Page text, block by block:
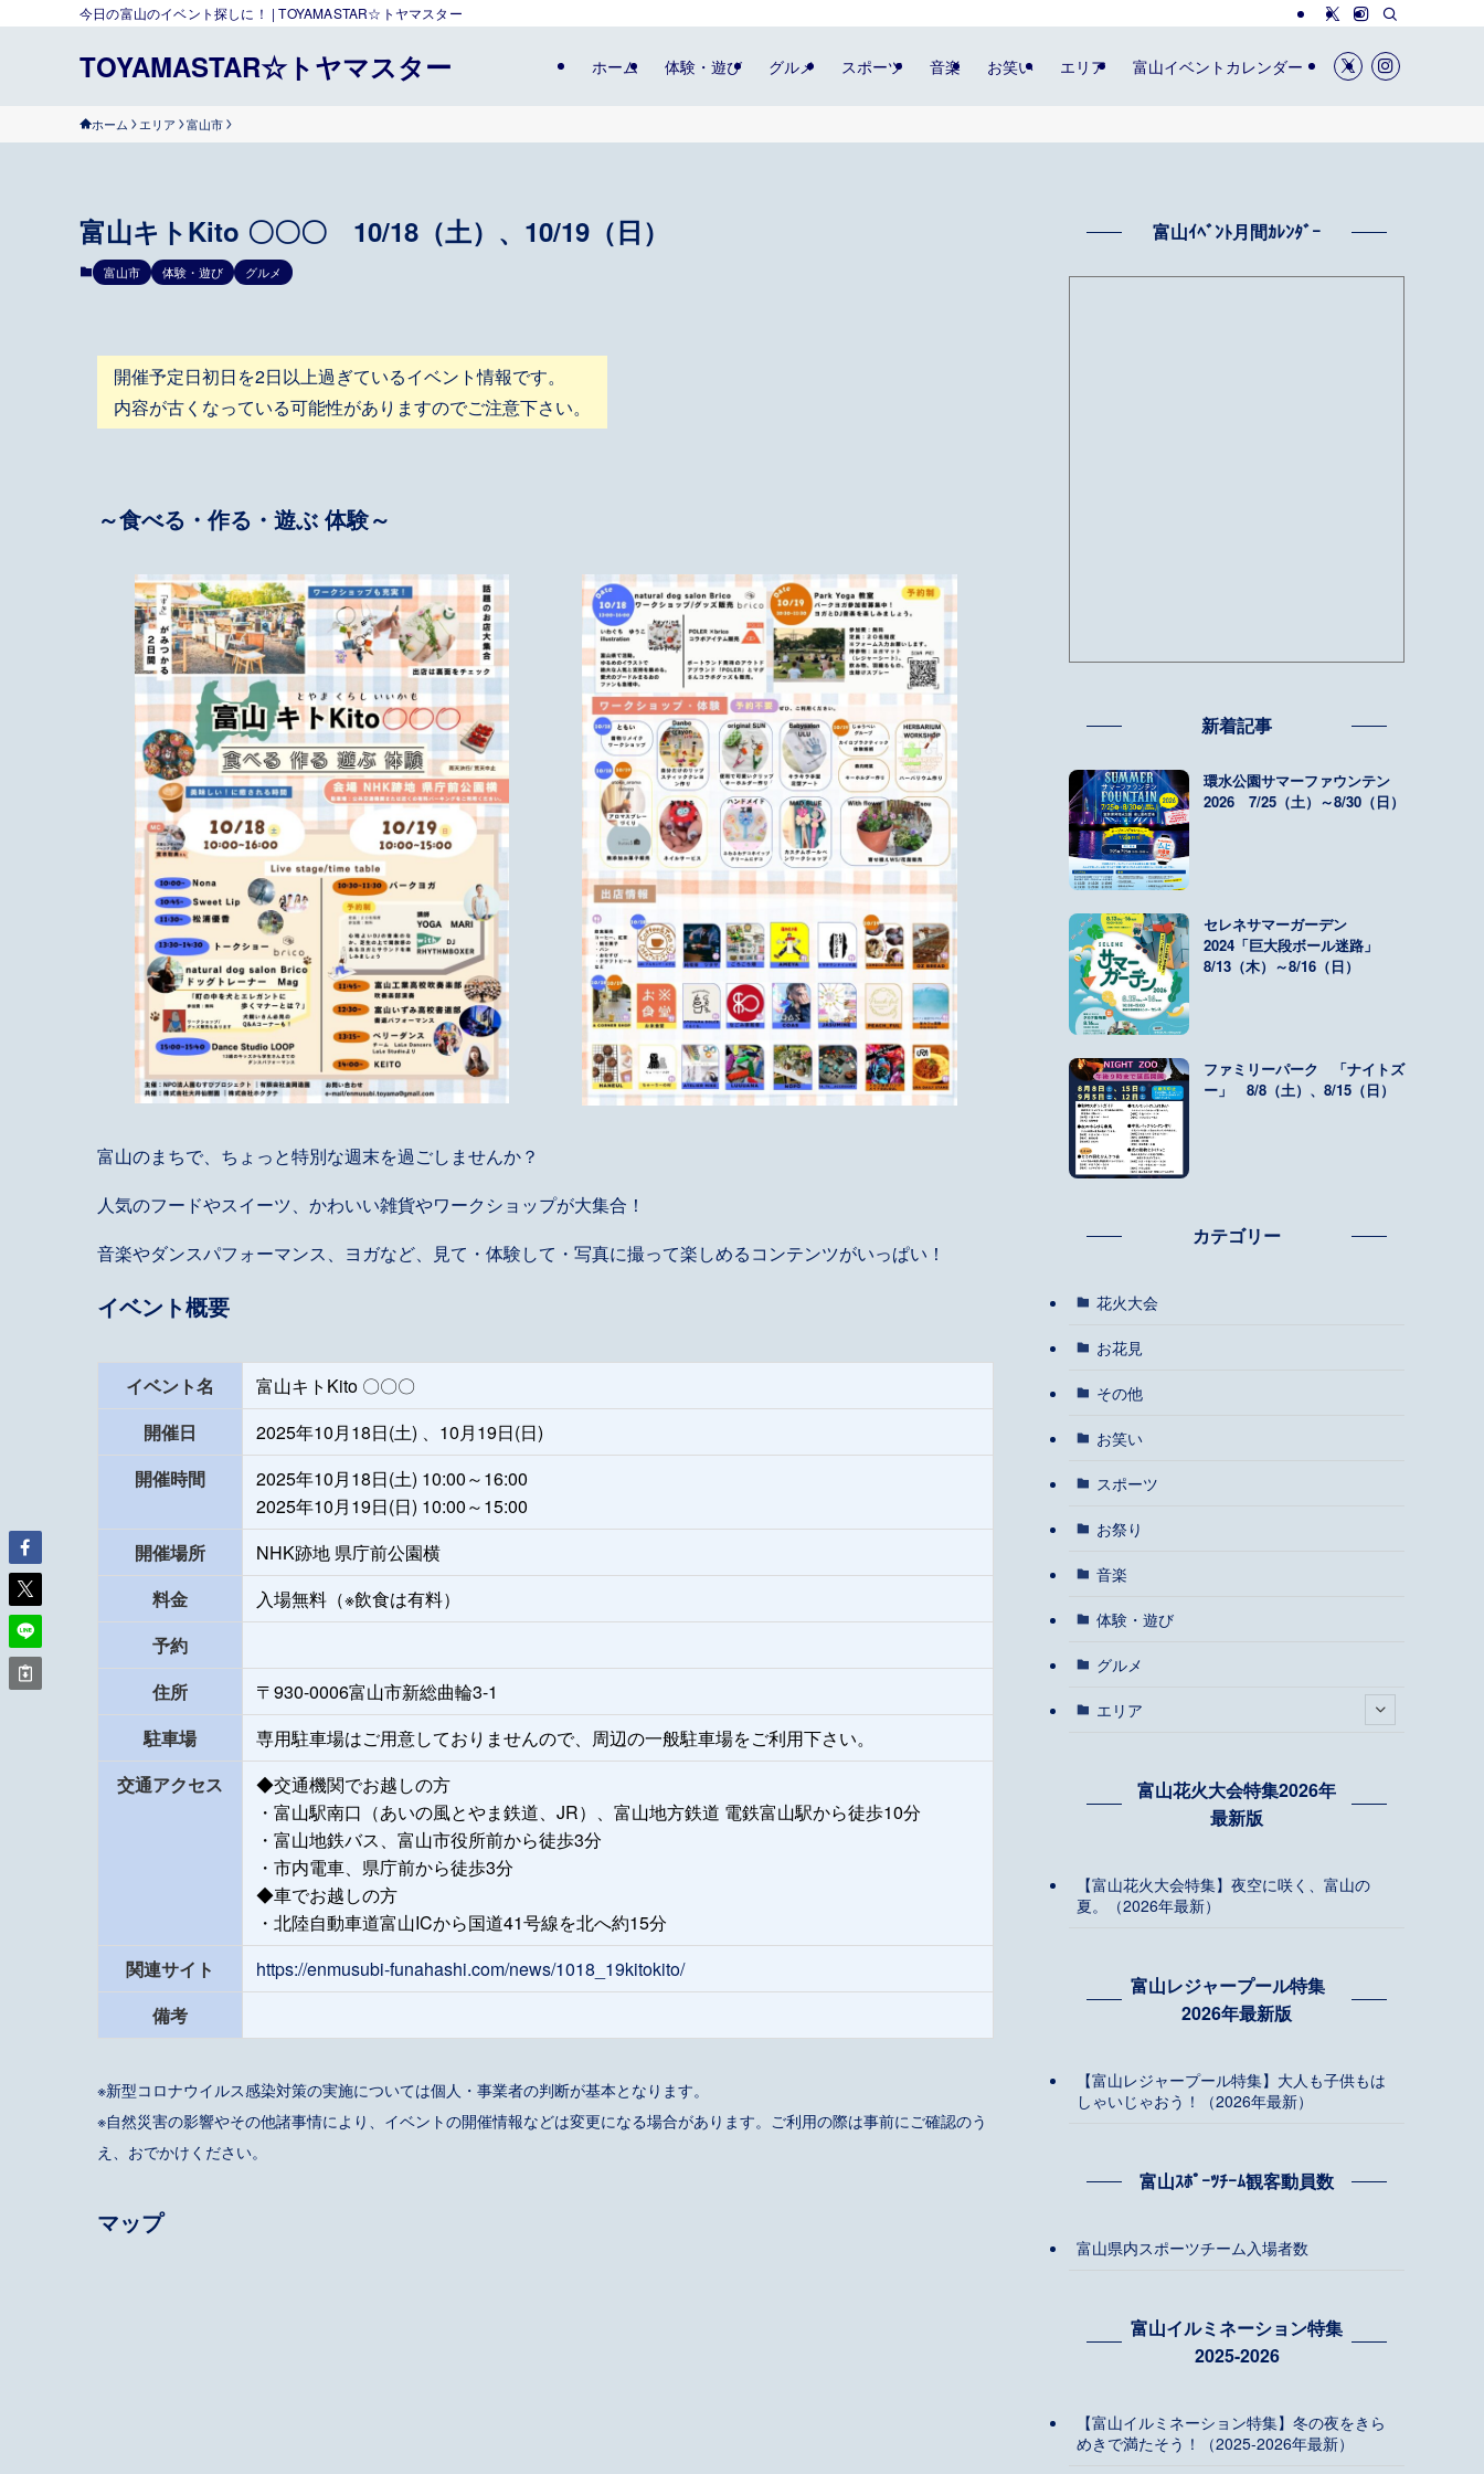
今日の富山のイベント探しに！ | TOYAMASTAR☆トヤマスター
TOYAMASTAR☆トヤマスター ホーム 体験・遊び グルメ スポーツ 音楽 お笑い エリア 富山イベントカレンダー
ホーム エリア 富山市
富山キトKito 〇〇〇 10/18（土）、10/19（日）
富山市 体験・遊び グルメ
開催予定日初日を2日以上過ぎているイベント情報です。
内容が古くなっている可能性がありますのでご注意下さい。
～食べる・作る・遊ぶ 体験～
富山のまちで、ちょっと特別な週末を過ごしませんか？
人気のフードやスイーツ、かわいい雑貨やワークショップが大集合！
音楽やダンスパフォーマンス、ヨガなど、見て・体験して・写真に撮って楽しめるコンテンツがいっぱい！
イベント概要
イベント名
富山キトKito 〇〇〇
開催日
2025年10月18日(土) 、10月19日(日)
開催時間
2025年10月18日(土) 10:00～16:00
2025年10月19日(日) 10:00～15:00
開催場所
NHK跡地 県庁前公園横
料金
入場無料（※飲食は有料）
予約
住所
〒930-0006富山市新総曲輪3-1
駐車場
専用駐車場はご用意しておりませんので、周辺の一般駐車場をご利用下さい。
交通アクセス
◆交通機関でお越しの方
・富山駅南口（あいの風とやま鉄道、JR）、富山地方鉄道 電鉄富山駅から徒歩10分
・富山地鉄バス、富山市役所前から徒歩3分
・市内電車、県庁前から徒歩3分
◆車でお越しの方
・北陸自動車道富山ICから国道41号線を北へ約15分
関連サイト
https://enmusubi-funahashi.com/news/1018_19kitokito/
備考
※新型コロナウイルス感染対策の実施については個人・事業者の判断が基本となります。
※自然災害の影響やその他諸事情により、イベントの開催情報などは変更になる場合があります。ご利用の際は事前にご確認のう
え、おでかけください。
マップ
富山ｲﾍﾞﾝﾄ月間ｶﾚﾝﾀﾞｰ
新着記事
環水公園サマーファウンテン
2026 7/25（土）～8/30（日）
セレネサマーガーデン
2024「巨大段ボール迷路」
8/13（木）～8/16（日）
ファミリーパーク 「ナイトズ
ー」 8/8（土）、8/15（日）
カテゴリー
花火大会
お花見
その他
お笑い
スポーツ
お祭り
音楽
体験・遊び
グルメ
エリア
富山花火大会特集2026年
最新版
【富山花火大会特集】夜空に咲く、富山の
夏。（2026年最新）
富山レジャープール特集
2026年最新版
【富山レジャープール特集】大人も子供もは
しゃいじゃおう！（2026年最新）
富山ｽﾎﾟｰﾂﾁｰﾑ観客動員数
富山県内スポーツチーム入場者数
富山イルミネーション特集
2025-2026
【富山イルミネーション特集】冬の夜をきら
めきで満たそう！（2025-2026年最新）